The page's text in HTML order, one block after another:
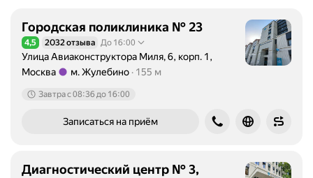
Городская поликлиника № 23
Рейтинг 4,5 из 5
4,5 2032 отзыва До 16:00
Улица Авиаконструктора Миля, 6, корп. 1,
Москва
м. Жулебино 155 м
Завтра c 08:36 до 16:00
Записаться на приём
Диагностический центр № 3,